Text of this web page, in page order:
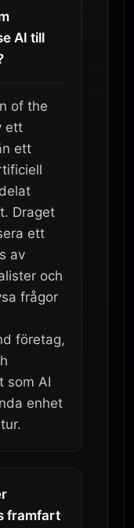
AI till
of the
ett
ett
Draget
ett
av
och
frågor
företag,
som AI
enhet
framfart